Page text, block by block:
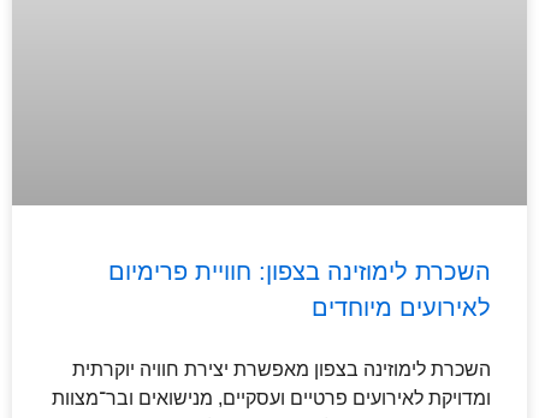
השכרת לימוזינה בצפון: חוויית פרימיום
לאירועים מיוחדים
השכרת לימוזינה בצפון מאפשרת יצירת חוויה יוקרתית
ומדויקת לאירועים פרטיים ועסקיים, מנישואים ובר־מצוות